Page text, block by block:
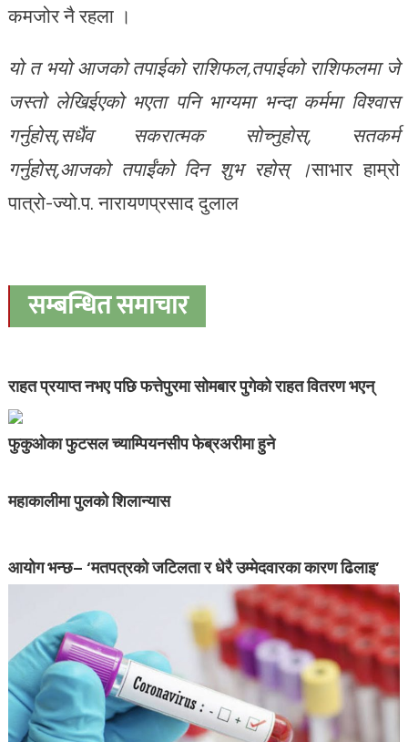
कमजोर नै रहला ।
यो त भयो आजको तपाईको राशिफल,तपाईको राशिफलमा जे
जस्तो लेखिईएको भएता पनि भाग्यमा भन्दा कर्ममा विश्वास
गर्नुहोस्,सधैंव सकरात्मक सोच्नुहोस्, सतकर्म
गर्नुहोस्,आजको तपाईंको दिन शुभ रहोस् ।साभार हाम्रो
पात्रो-ज्यो.प. नारायणप्रसाद दुलाल
सम्बन्धित समाचार
राहत प्रयाप्त नभए पछि फत्तेपुरमा सोमबार पुगेको राहत वितरण भएन्
फुकुओका फुटसल च्याम्पियनसीप फेब्रअरीमा हुने
महाकालीमा पुलको शिलान्यास
आयोग भन्छ– ‘मतपत्रको जटिलता र धेरै उम्मेदवारका कारण ढिलाइ’